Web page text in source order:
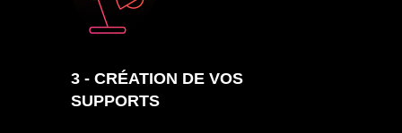
3 - CRÉATION DE VOS
SUPPORTS